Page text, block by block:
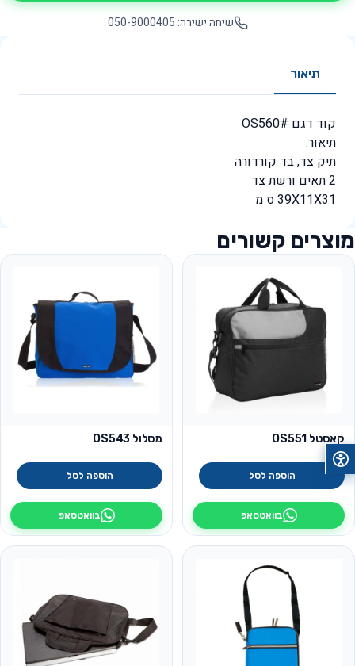
שיחה ישירה: 050-9000405
תיאור
קוד דגם #OS560
תיאור:
תיק צד, בד קורדורה
2 תאים ורשת צד
39X11X31 ס מ
מוצרים קשורים
קאסטל OS551
הוספה לסל
בוואטסאפ
מסלול OS543
הוספה לסל
בוואטסאפ